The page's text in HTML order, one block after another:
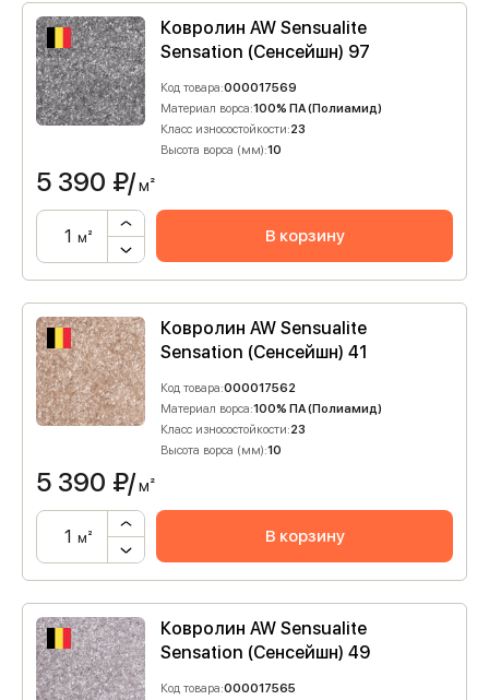
Ковролин AW Sensualite
Sensation (Сенсейшн) 97
Код товара:000017569
Материал ворса:100% ПА (Полиамид)
Класс износостойкости:23
Высота ворса (мм):10
5 390 ₽/м²
м² В корзину
Ковролин AW Sensualite
Sensation (Сенсейшн) 41
Код товара:000017562
Материал ворса:100% ПА (Полиамид)
Класс износостойкости:23
Высота ворса (мм):10
5 390 ₽/м²
м² В корзину
Ковролин AW Sensualite
Sensation (Сенсейшн) 49
Код товара:000017565